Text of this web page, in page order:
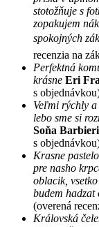
stotožňuje s
zopakujem
spokojných
recenzia na
Perfektná
krásne Eri
s
Veľmi rýchly
lebo sme si
Soňa
s
Krasne
pre nasho
oblacik,
budem hadzat
(overená
Královská